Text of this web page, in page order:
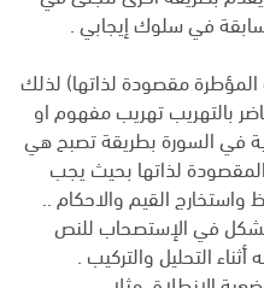
في سلوك إيجابي .
المؤطرة مقصودة لذاتها) لذلك
بالتهريب تهريب مفهوم او
في السورة بطريقة تصبح هي
لذاتها بحيث يجب
واستخارج القيم والاحكام ..
في الإستصحاب للنص
التحليل والتركيب .